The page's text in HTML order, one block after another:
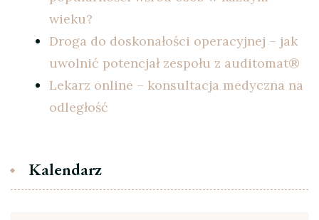
wieku?
Droga do doskonałości operacyjnej – jak
uwolnić potencjał zespołu z auditomat®
Lekarz online – konsultacja medyczna na
odległość
Kalendarz